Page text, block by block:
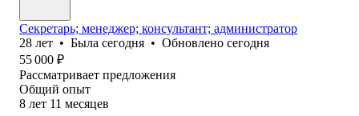
Секретарь; менеджер; консультант; администратор
28 лет • Была сегодня • Обновлено сегодня
55 000 ₽
Рассматривает предложения
Общий опыт
8 лет 11 месяцев